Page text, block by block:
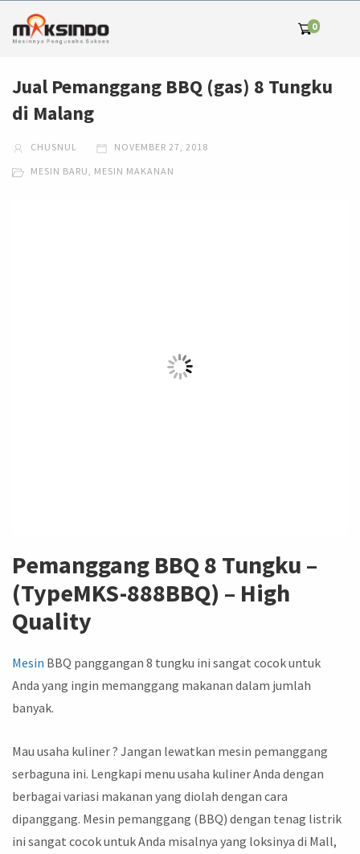
0
Jual Pemanggang BBQ (gas) 8 Tungku
di Malang
CHUSNUL NOVEMBER 27, 2018
MESIN BARU, MESIN MAKANAN
Pemanggang BBQ 8 Tungku –
(TypeMKS-888BBQ) – High
Quality
Mesin BBQ panggangan 8 tungku ini sangat cocok untuk
Anda yang ingin memanggang makanan dalam jumlah
banyak.
Mau usaha kuliner ? Jangan lewatkan mesin pemanggang
serbaguna ini. Lengkapi menu usaha kuliner Anda dengan
berbagai variasi makanan yang diolah dengan cara
dipanggang. Mesin pemanggang (BBQ) dengan tenag listrik
ini sangat cocok untuk Anda misalnya yang loksinya di Mall,